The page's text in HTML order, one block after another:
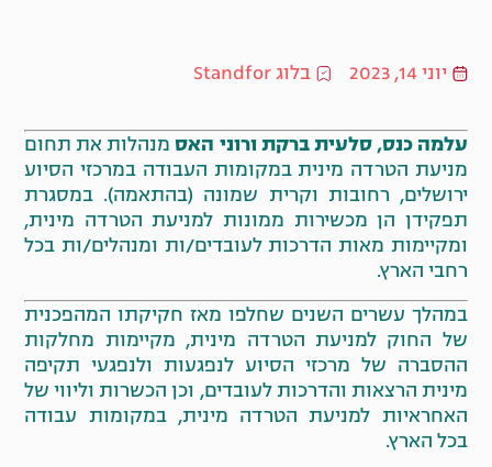
יוני 14, 2023 בלוג Standfor
עלמה כנס, סלעית ברקת ורוני האס מנהלות את תחום
מניעת הטרדה מינית במקומות העבודה במרכזי הסיוע
ירושלים, רחובות וקרית שמונה (בהתאמה). במסגרת
תפקידן הן מכשירות ממונות למניעת הטרדה מינית,
ומקיימות מאות הדרכות לעובדים/ות ומנהלים/ות בכל
רחבי הארץ.
במהלך עשרים השנים שחלפו מאז חקיקתו המהפכנית
של החוק למניעת הטרדה מינית, מקיימות מחלקות
ההסברה של מרכזי הסיוע לנפגעות ולנפגעי תקיפה
מינית הרצאות והדרכות לעובדים, וכן הכשרות וליווי של
האחראיות למניעת הטרדה מינית, במקומות עבודה
בכל הארץ.